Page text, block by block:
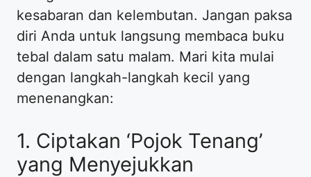
kesabaran dan kelembutan. Jangan paksa
diri Anda untuk langsung membaca buku
tebal dalam satu malam. Mari kita mulai
dengan langkah-langkah kecil yang
menenangkan:
​1. Ciptakan ‘Pojok Tenang’
yang Menyejukkan